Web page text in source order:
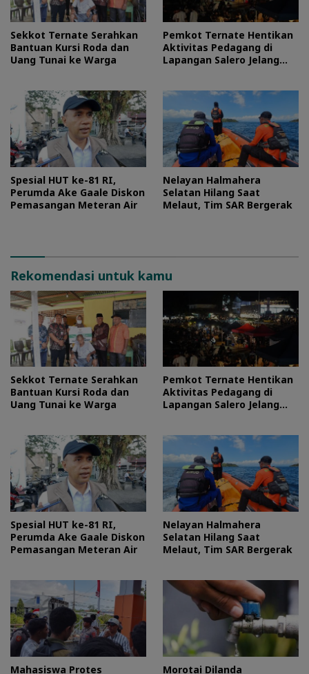
Sekkot Ternate Serahkan
Bantuan Kursi Roda dan
Uang Tunai ke Warga
Pemkot Ternate Hentikan
Aktivitas Pedagang di
Lapangan Salero Jelang
Spesial HUT ke-81 RI,
Perumda Ake Gaale Diskon
Pemasangan Meteran Air
Nelayan Halmahera
Selatan Hilang Saat
Melaut, Tim SAR Bergerak
Rekomendasi untuk kamu
Sekkot Ternate Serahkan
Bantuan Kursi Roda dan
Uang Tunai ke Warga
Pemkot Ternate Hentikan
Aktivitas Pedagang di
Lapangan Salero Jelang
Spesial HUT ke-81 RI,
Perumda Ake Gaale Diskon
Pemasangan Meteran Air
Nelayan Halmahera
Selatan Hilang Saat
Melaut, Tim SAR Bergerak
Mahasiswa Protes
Morotai Dilanda